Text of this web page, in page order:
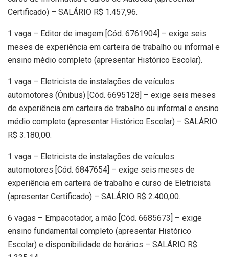
Certificado) – SALÁRIO R$ 1.457,96.
1 vaga – Editor de imagem [Cód. 6761904] – exige seis
meses de experiência em carteira de trabalho ou informal e
ensino médio completo (apresentar Histórico Escolar).
1 vaga – Eletricista de instalações de veículos
automotores (Ônibus) [Cód. 6695128] – exige seis meses
de experiência em carteira de trabalho ou informal e ensino
médio completo (apresentar Histórico Escolar) – SALÁRIO
R$ 3.180,00.
1 vaga – Eletricista de instalações de veículos
automotores [Cód. 6847654] – exige seis meses de
experiência em carteira de trabalho e curso de Eletricista
(apresentar Certificado) – SALÁRIO R$ 2.400,00.
6 vagas – Empacotador, a mão [Cód. 6685673] – exige
ensino fundamental completo (apresentar Histórico
Escolar) e disponibilidade de horários – SALÁRIO R$